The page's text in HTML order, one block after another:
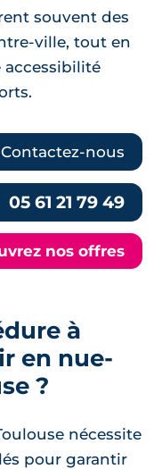
souvent des
ville, tout en
accessibilité
Contactez-nous
05 61 21 79 49
nos offres
à
en nue-
?
nécessite
pour garantir